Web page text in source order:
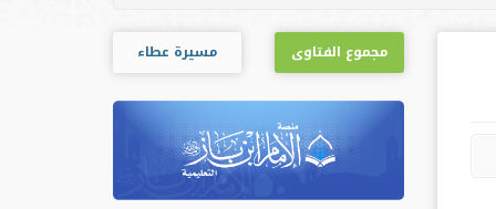
مجموع الفتاوى مسيرة عطاء